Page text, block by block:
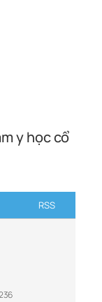
y học cổ
RSS